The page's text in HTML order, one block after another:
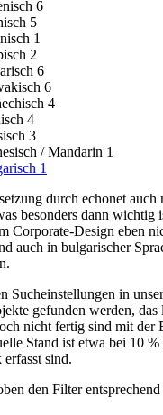
6
5
1
2
6
6
4
4
3
/ Mandarin 1
1
durch echonet auch
besonders dann wichtig
Corporate-Design eben
auch in bulgarischer
Sucheinstellungen in
gefunden werden,
nicht fertig sind mit der
Stand ist etwa bei 10
erfasst sind.
den Filter